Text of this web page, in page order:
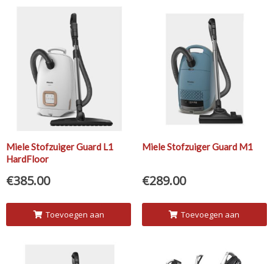
Miele Stofzuiger Guard L1
HardFloor
€385.00
Toevoegen aan
Miele Stofzuiger Guard M1
€289.00
Toevoegen aan